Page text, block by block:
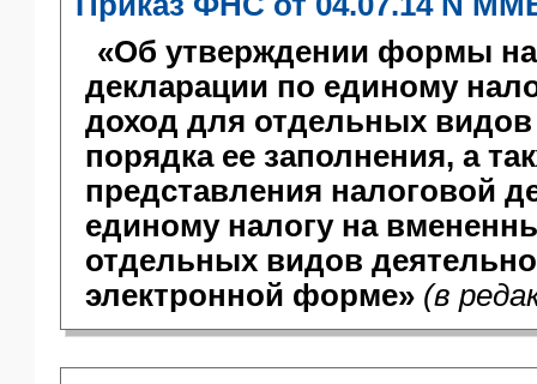
«Об утверждении формы
декларации по единому
доход для отдельных видов
порядка ее заполнения, а
представления налоговой
единому налогу на
отдельных видов
электронной форме» (в